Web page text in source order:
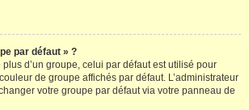
par défaut » ?
d’un groupe, celui par défaut est utilisé pour
de groupe affichés par défaut. L’administrateur
votre groupe par défaut via votre panneau de